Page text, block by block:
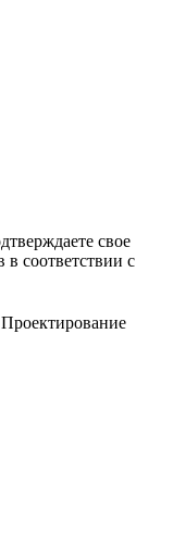
свое
в соответствии с